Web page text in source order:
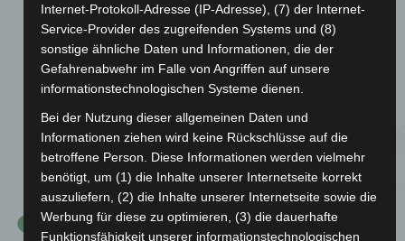
Oberschwäbischer
Hallenhandballmeister
Die Frauenmannschaft der TSG Ailingen erhielt die
1981
Internet-Protokoll-Adresse (IP-Adresse), (7) der Internet-
Service-Provider des zugreifenden Systems und (8)
sonstige ähnliche Daten und Informationen, die der
Gefahrenabwehr im Falle von Angriffen auf unsere
informationstechnologischen Systeme dienen.
Bei der Nutzung dieser allgemeinen Daten und
Informationen ziehen wird keine Rückschlüsse auf die
betroffene Person. Diese Informationen werden vielmehr
benötigt, um (1) die Inhalte unserer Internetseite korrekt
auszuliefern, (2) die Inhalte unserer Internetseite sowie die
Werbung für diese zu optimieren, (3) die dauerhafte
Funktionsfähigkeit unserer informationstechnologischen